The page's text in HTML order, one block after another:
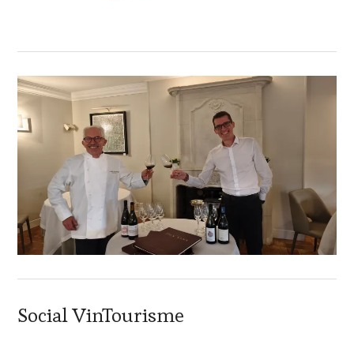
Social VinTourisme